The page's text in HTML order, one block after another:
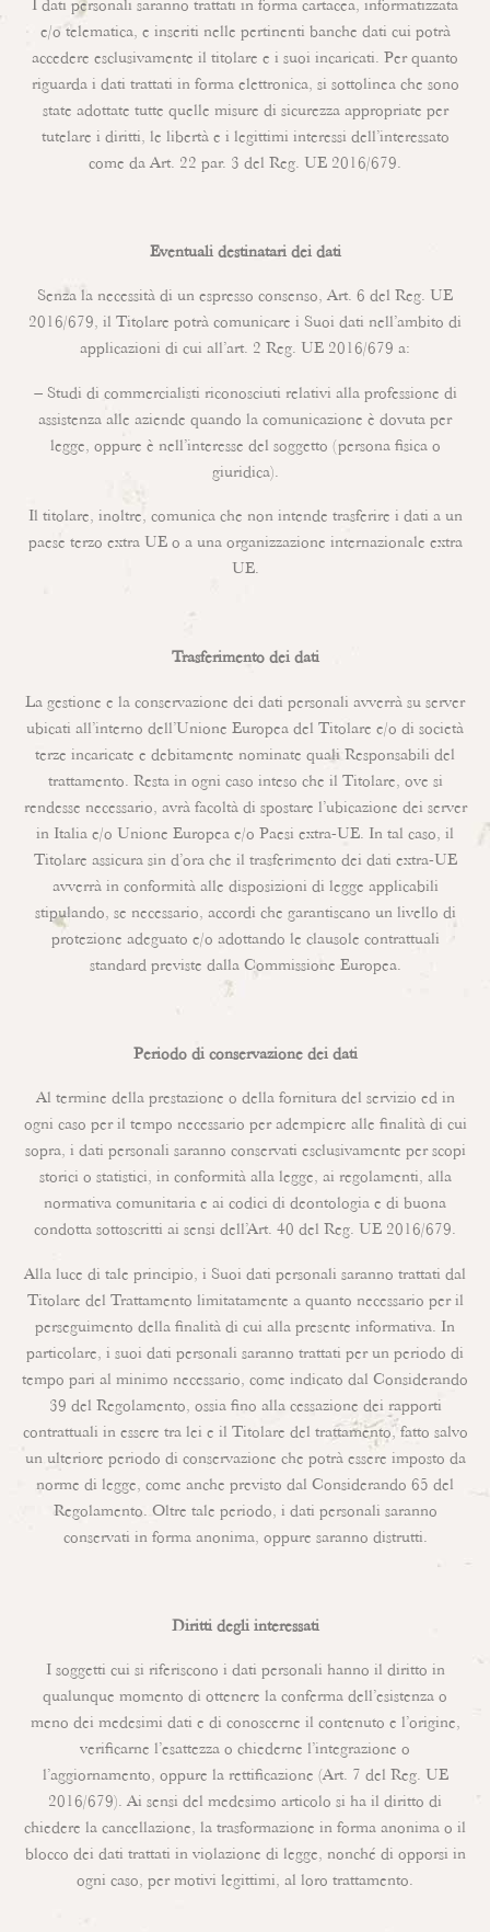
I dati personali saranno trattati in forma cartacea, informatizzata
e/o telematica, e inseriti nelle pertinenti banche dati cui potrà
accedere esclusivamente il titolare e i suoi incaricati. Per quanto
riguarda i dati trattati in forma elettronica, si sottolinea che sono
state adottate tutte quelle misure di sicurezza appropriate per
tutelare i diritti, le libertà e i legittimi interessi dell’interessato
come da Art. 22 par. 3 del Reg. UE 2016/679.
Eventuali destinatari dei dati
Senza la necessità di un espresso consenso, Art. 6 del Reg. UE
2016/679, il Titolare potrà comunicare i Suoi dati nell’ambito di
applicazioni di cui all’art. 2 Reg. UE 2016/679 a:
– Studi di commercialisti riconosciuti relativi alla professione di
assistenza alle aziende quando la comunicazione è dovuta per
legge, oppure è nell’interesse del soggetto (persona fisica o
giuridica).
Il titolare, inoltre, comunica che non intende trasferire i dati a un
paese terzo extra UE o a una organizzazione internazionale extra
UE.
Trasferimento dei dati
La gestione e la conservazione dei dati personali avverrà su server
ubicati all’interno dell’Unione Europea del Titolare e/o di società
terze incaricate e debitamente nominate quali Responsabili del
trattamento. Resta in ogni caso inteso che il Titolare, ove si
rendesse necessario, avrà facoltà di spostare l’ubicazione dei server
in Italia e/o Unione Europea e/o Paesi extra-UE. In tal caso, il
Titolare assicura sin d’ora che il trasferimento dei dati extra-UE
avverrà in conformità alle disposizioni di legge applicabili
stipulando, se necessario, accordi che garantiscano un livello di
protezione adeguato e/o adottando le clausole contrattuali
standard previste dalla Commissione Europea.
Periodo di conservazione dei dati
Al termine della prestazione o della fornitura del servizio ed in
ogni caso per il tempo necessario per adempiere alle finalità di cui
sopra, i dati personali saranno conservati esclusivamente per scopi
storici o statistici, in conformità alla legge, ai regolamenti, alla
normativa comunitaria e ai codici di deontologia e di buona
condotta sottoscritti ai sensi dell’Art. 40 del Reg. UE 2016/679.
Alla luce di tale principio, i Suoi dati personali saranno trattati dal
Titolare del Trattamento limitatamente a quanto necessario per il
perseguimento della finalità di cui alla presente informativa. In
particolare, i suoi dati personali saranno trattati per un periodo di
tempo pari al minimo necessario, come indicato dal Considerando
39 del Regolamento, ossia fino alla cessazione dei rapporti
contrattuali in essere tra lei e il Titolare del trattamento, fatto salvo
un ulteriore periodo di conservazione che potrà essere imposto da
norme di legge, come anche previsto dal Considerando 65 del
Regolamento. Oltre tale periodo, i dati personali saranno
conservati in forma anonima, oppure saranno distrutti.
Diritti degli interessati
I soggetti cui si riferiscono i dati personali hanno il diritto in
qualunque momento di ottenere la conferma dell’esistenza o
meno dei medesimi dati e di conoscerne il contenuto e l’origine,
verificarne l’esattezza o chiederne l’integrazione o
l’aggiornamento, oppure la rettificazione (Art. 7 del Reg. UE
2016/679). Ai sensi del medesimo articolo si ha il diritto di
chiedere la cancellazione, la trasformazione in forma anonima o il
blocco dei dati trattati in violazione di legge, nonché di opporsi in
ogni caso, per motivi legittimi, al loro trattamento.